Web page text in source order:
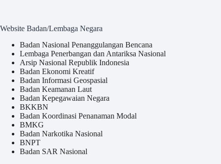
Website Badan/Lembaga Negara
Badan Nasional Penanggulangan Bencana
Lembaga Penerbangan dan Antariksa Nasional
Arsip Nasional Republik Indonesia
Badan Ekonomi Kreatif
Badan Informasi Geospasial
Badan Keamanan Laut
Badan Kepegawaian Negara
BKKBN
Badan Koordinasi Penanaman Modal
BMKG
Badan Narkotika Nasional
BNPT
Badan SAR Nasional